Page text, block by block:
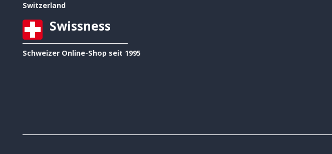
Switzerland
Swissness
Schweizer Online-Shop seit 1995